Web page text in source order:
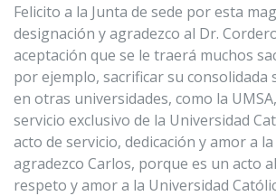
Felicito a la Junta de sede por esta
designación y agradezco al Dr.
aceptación que se le traerá muchos
por ejemplo, sacrificar su consolidada
en otras universidades, como la
servicio exclusivo de la Universidad
acto de servicio, dedicación y amor a
agradezco Carlos, porque es un acto
respeto y amor a la Universidad